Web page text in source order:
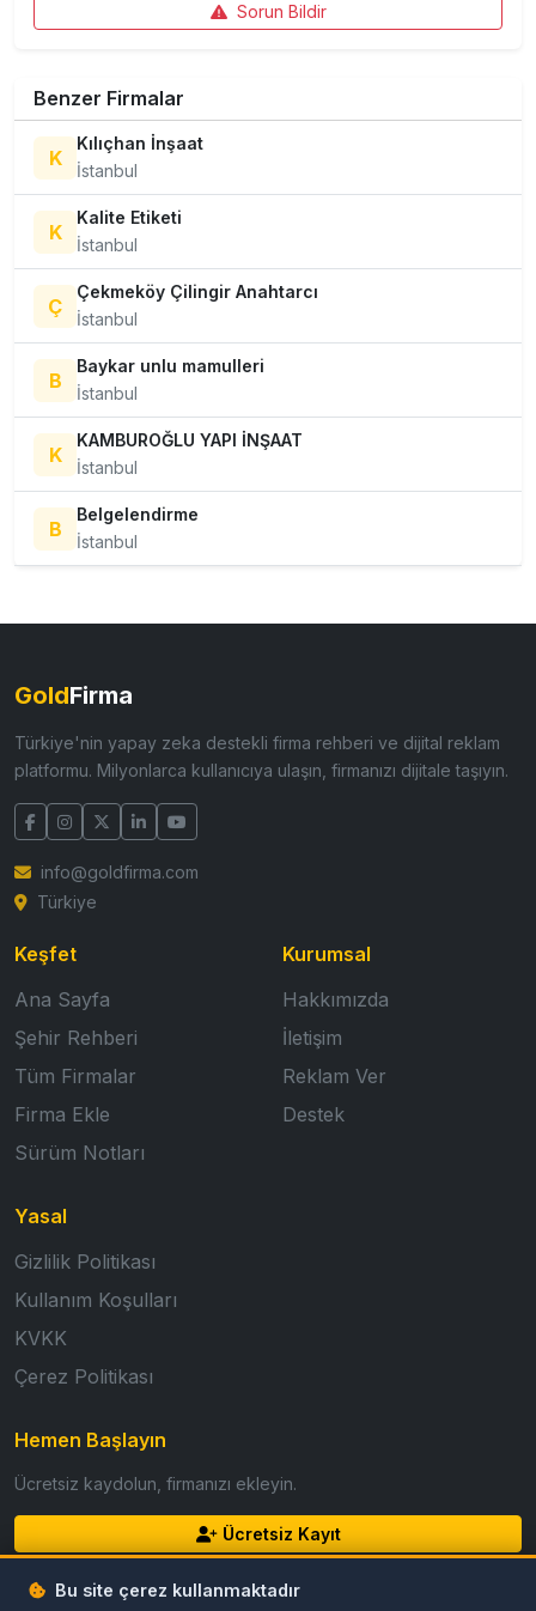
Sorun Bildir
Benzer Firmalar
K
Kılıçhan İnşaat
İstanbul
K
Kalite Etiketi
İstanbul
Ç
Çekmeköy Çilingir Anahtarcı
İstanbul
B
Baykar unlu mamulleri
İstanbul
K
KAMBUROĞLU YAPI İNŞAAT
İstanbul
B
Belgelendirme
İstanbul
GoldFirma
Türkiye'nin yapay zeka destekli firma rehberi ve dijital reklam
platformu. Milyonlarca kullanıcıya ulaşın, firmanızı dijitale taşıyın.
info@goldfirma.com
Türkiye
Keşfet
Ana Sayfa
Şehir Rehberi
Tüm Firmalar
Firma Ekle
Sürüm Notları
Kurumsal
Hakkımızda
İletişim
Reklam Ver
Destek
Yasal
Gizlilik Politikası
Kullanım Koşulları
KVKK
Çerez Politikası
Hemen Başlayın
Ücretsiz kaydolun, firmanızı ekleyin.
Ücretsiz Kayıt
Giriş Yap
Bu site çerez kullanmaktadır